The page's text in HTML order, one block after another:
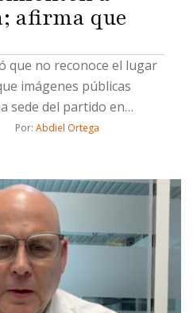
afirma que
que no reconoce el lugar
imágenes públicas
sede del partido en
Por: Abdiel Ortega